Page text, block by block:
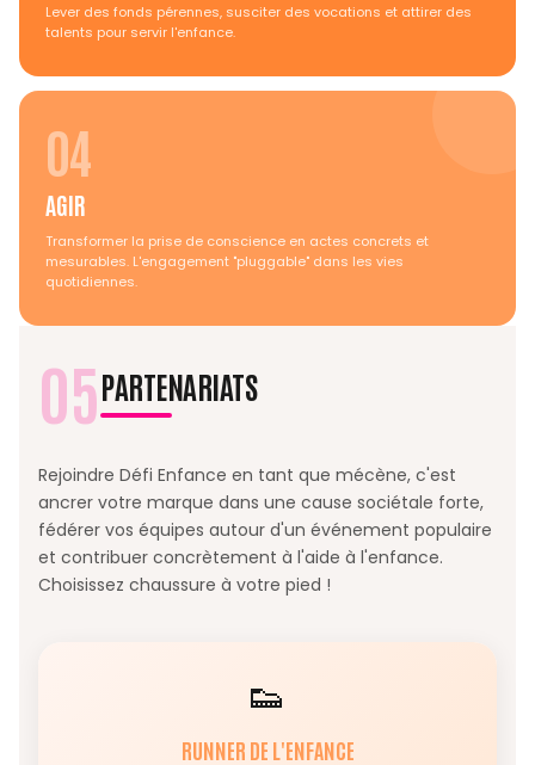
Lever des fonds pérennes, susciter des vocations et attirer des
talents pour servir l'enfance.
04
AGIR
Transformer la prise de conscience en actes concrets et
mesurables. L'engagement "pluggable" dans les vies
quotidiennes.
05PARTENARIATS
Rejoindre Défi Enfance en tant que mécène, c'est
ancrer votre marque dans une cause sociétale forte,
fédérer vos équipes autour d'un événement populaire
et contribuer concrètement à l'aide à l'enfance.
Choisissez chaussure à votre pied !
👟
RUNNER DE L'ENFANCE